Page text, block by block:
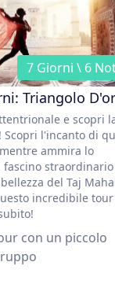
7 Giorni \ 6
Triangolo
e scopri
Scopri l'incanto di
ammira lo
del Taj
incredibile tour
con un piccolo